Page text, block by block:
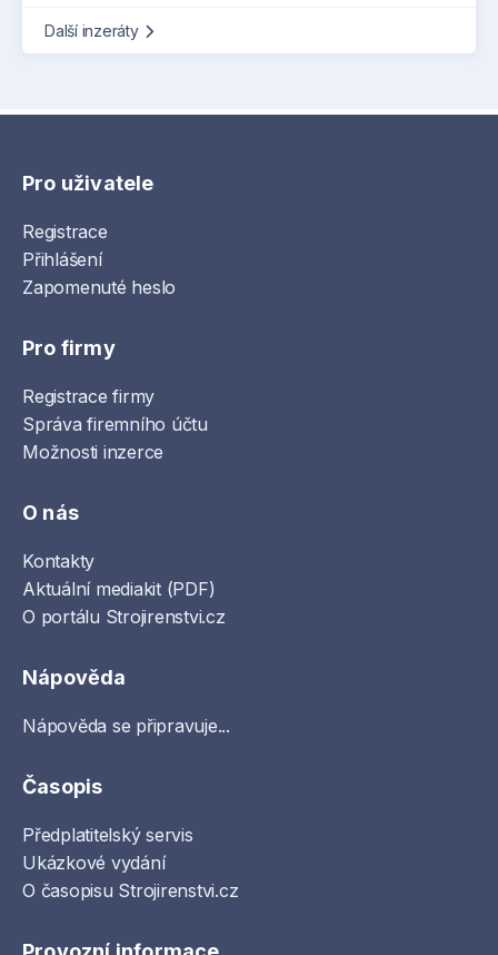
Další inzeráty
Pro uživatele
Registrace
Přihlášení
Zapomenuté heslo
Pro firmy
Registrace firmy
Správa firemního účtu
Možnosti inzerce
O nás
Kontakty
Aktuální mediakit (PDF)
O portálu Strojirenstvi.cz
Nápověda
Nápověda se připravuje...
Časopis
Předplatitelský servis
Ukázkové vydání
O časopisu Strojirenstvi.cz